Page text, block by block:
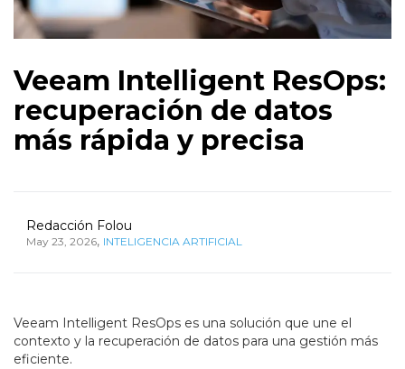
Veeam Intelligent ResOps:
recuperación de datos
más rápida y precisa
Redacción Folou
May 23, 2026, INTELIGENCIA ARTIFICIAL
Veeam Intelligent ResOps es una solución que une el
contexto y la recuperación de datos para una gestión más
eficiente.